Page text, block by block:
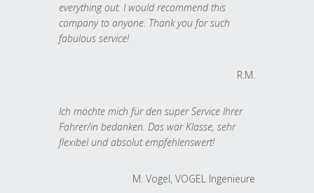
everything out. I would recommend this
company to anyone. Thank you for such
fabulous service!
R.M.
Ich möchte mich für den super Service Ihrer
Fahrer/in bedanken. Das war Klasse, sehr
flexibel und absolut empfehlenswert!
M. Vogel, VOGEL Ingenieure